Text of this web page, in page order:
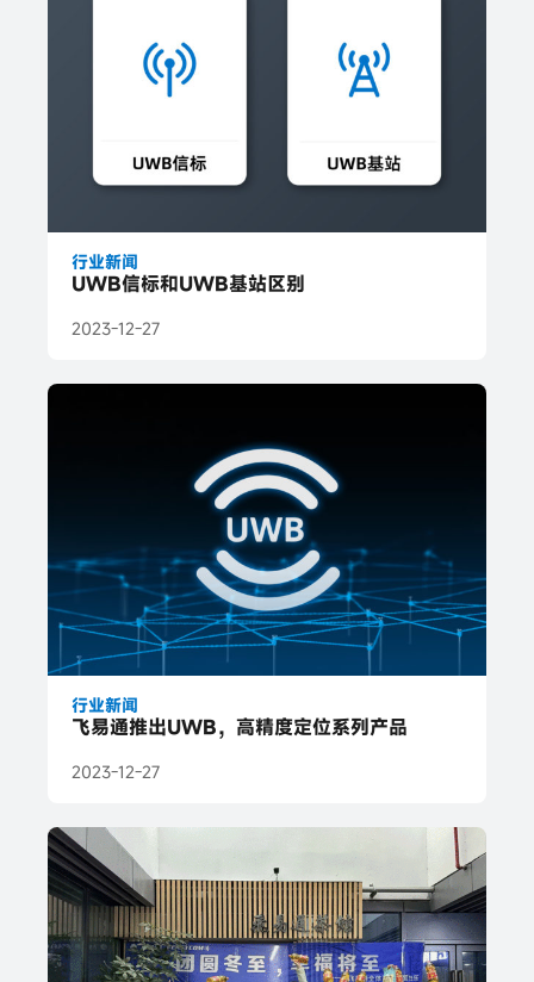
行业新闻
UWB信标和UWB基站区别
2023-12-27
行业新闻
飞易通推出UWB，高精度定位系列产品
2023-12-27